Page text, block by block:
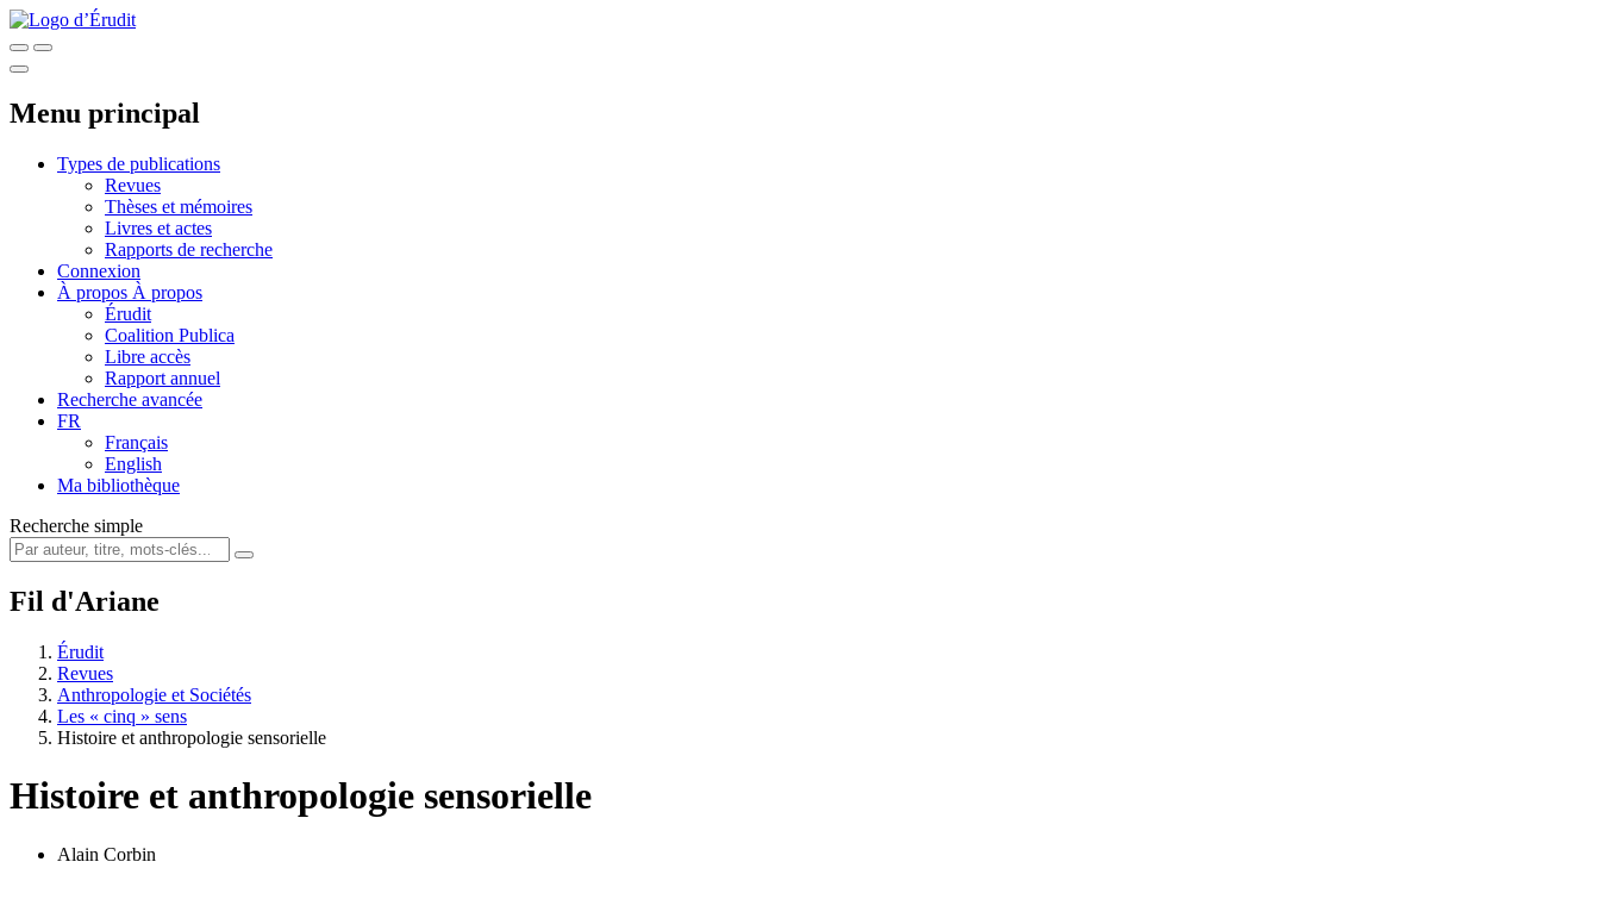
Menu principal
Types de publications
Revues
Thèses et mémoires
Livres et actes
Rapports de recherche
Connexion
À propos À propos
Érudit
Coalition Publica
Libre accès
Rapport annuel
Recherche avancée
FR
Français
English
Ma bibliothèque
Recherche simple
Fil d'Ariane
Érudit
Revues
Anthropologie et Sociétés
Les « cinq » sens
Histoire et anthropologie sensorielle
Histoire et anthropologie sensorielle
Alain Corbin